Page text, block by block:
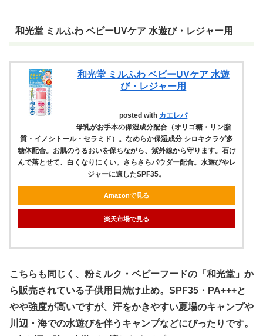
和光堂 ミルふわ ベビーUVケア 水遊び・レジャー用
和光堂 ミルふわ ベビーUVケア 水遊
び・レジャー用
posted with カエレバ
母乳がお手本の保湿成分配合（オリゴ糖・リン脂
質・イノシトール・セラミド）。なめらか保湿成分 シロキクラゲ多
糖体配合。お肌のうるおいを保ちながら、紫外線から守ります。石け
んで落とせて、白くなりにくい。さらさらパウダー配合。水遊びやレ
ジャーに適したSPF35。
Amazonで見る
楽天市場で見る
こちらも同じく、粉ミルク・ベビーフードの「和光堂」か
ら販売されている子供用日焼け止め。SPF35・PA+++と
やや強度が高いですが、汗をかきやすい夏場のキャンプや
川辺・海での水遊びを伴うキャンプなどにぴったりです。